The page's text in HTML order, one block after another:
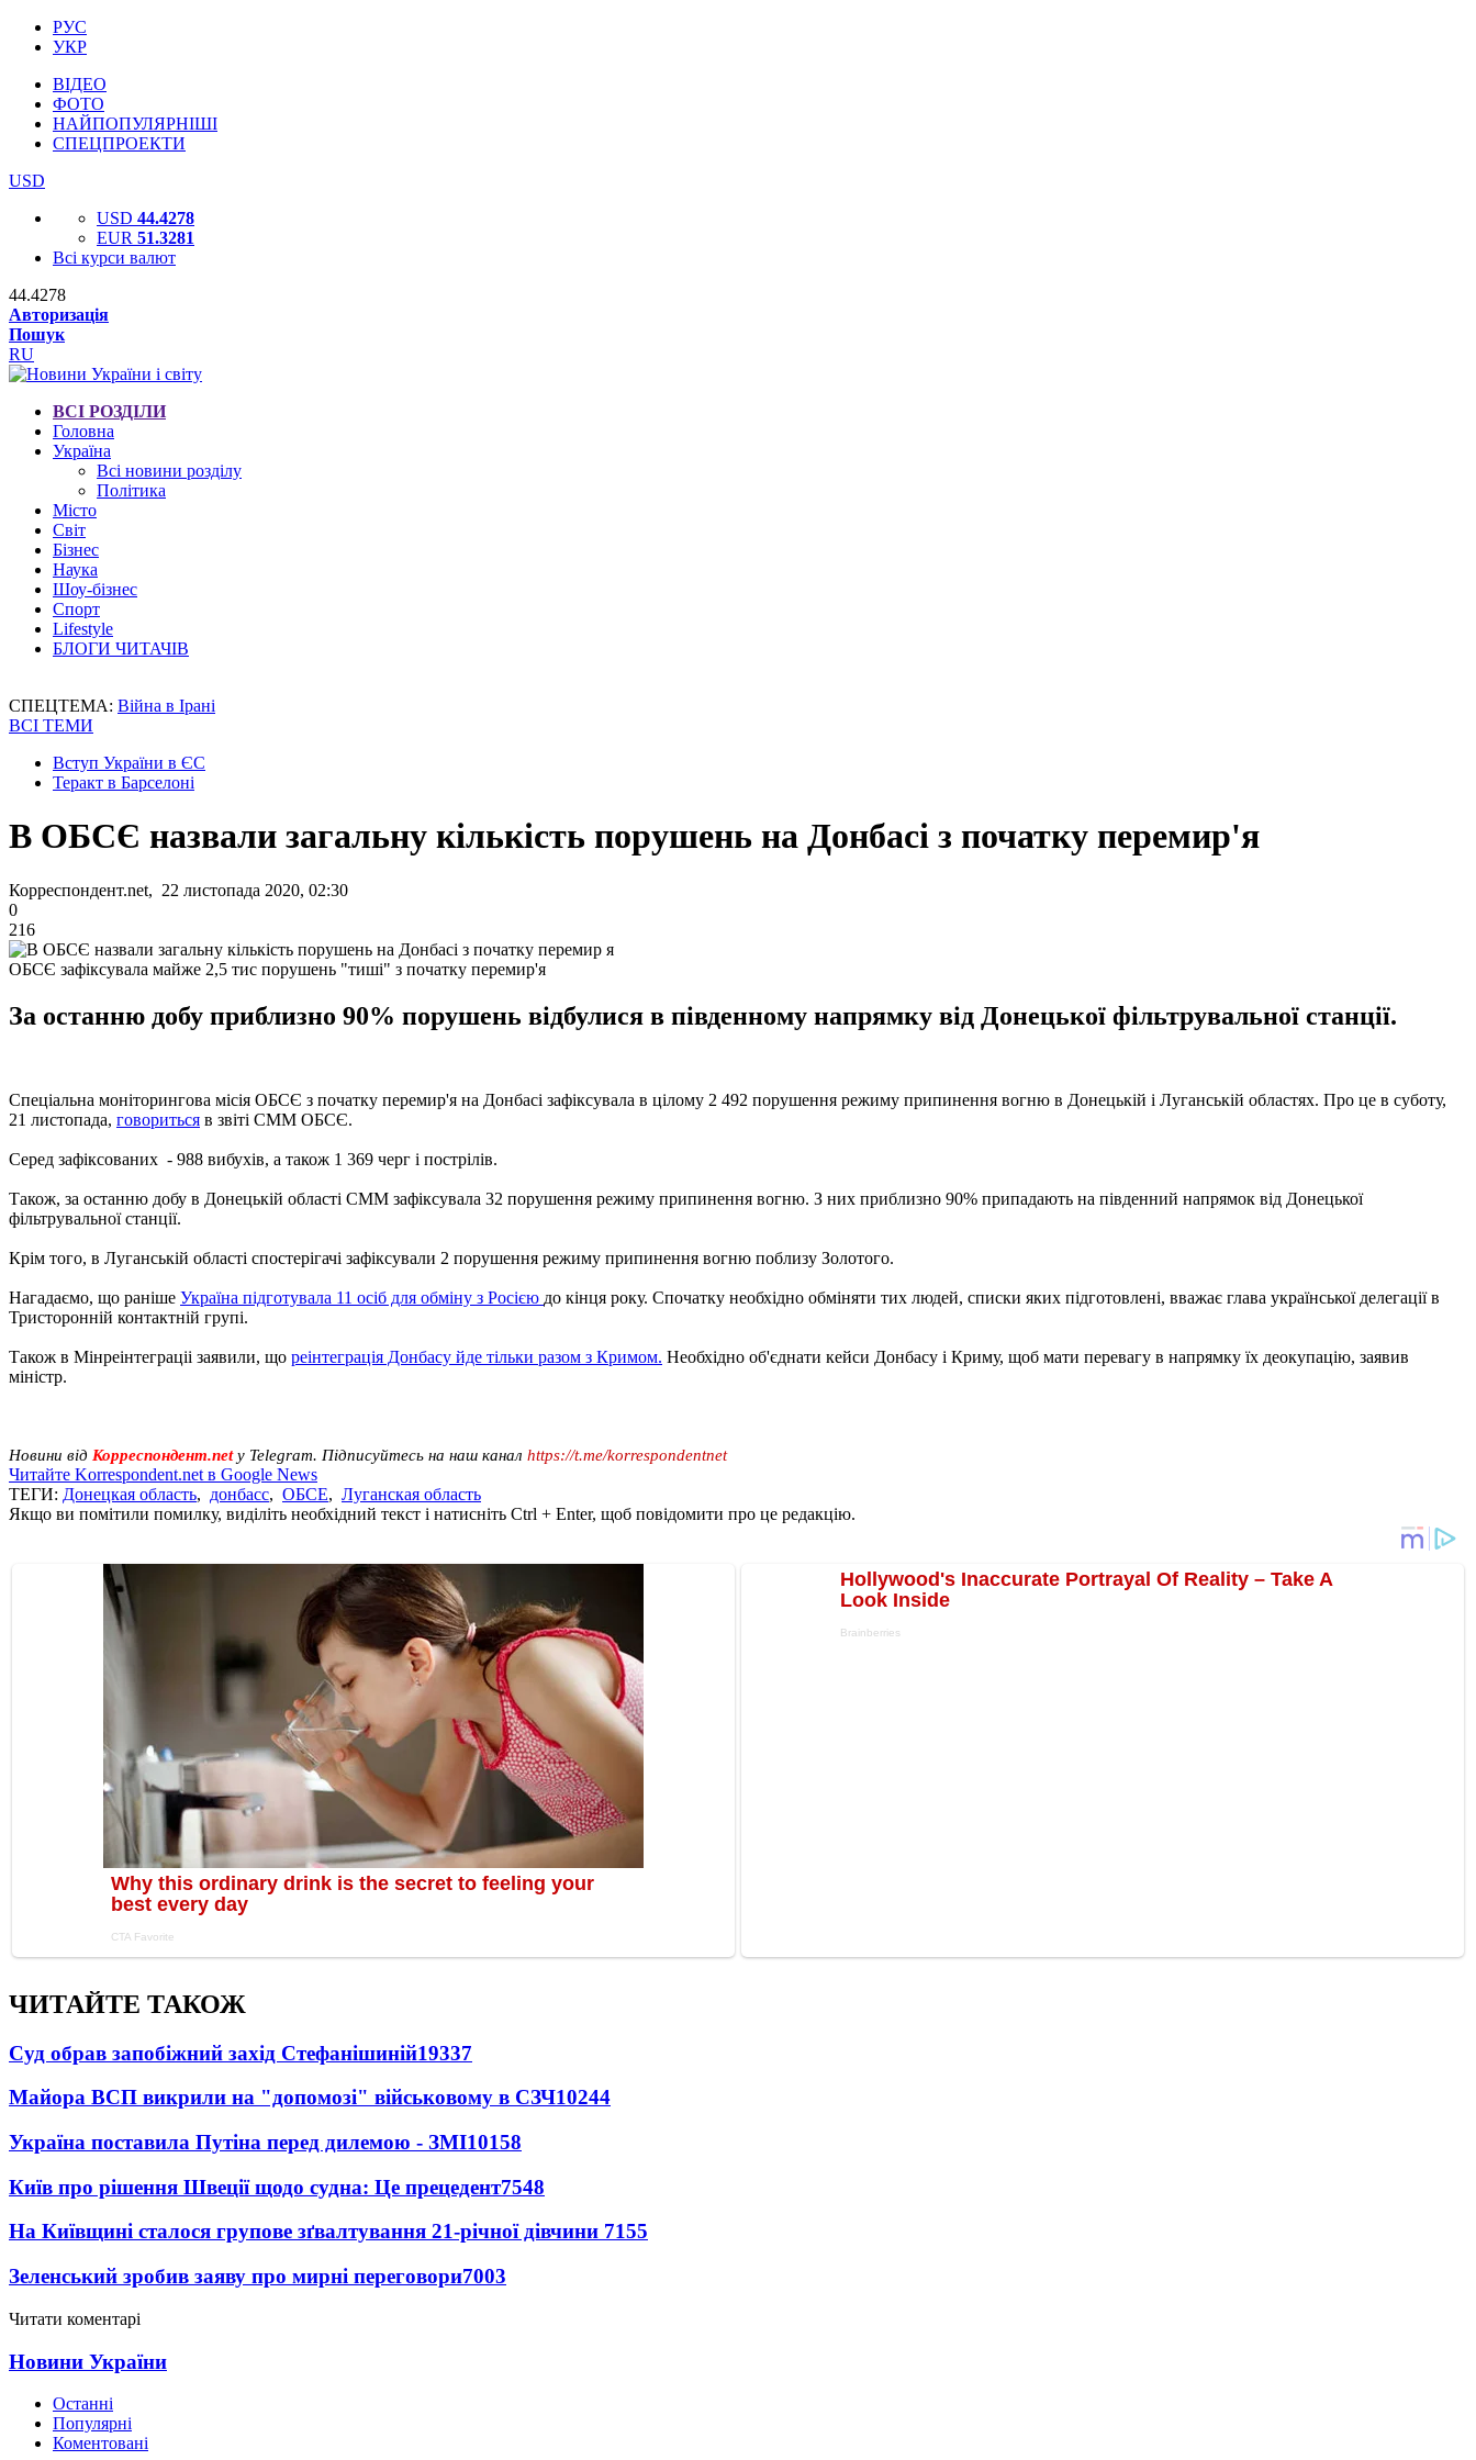
РУС
УКР
ВІДЕО
ФОТО
НАЙПОПУЛЯРНІШІ
СПЕЦПРОЕКТИ
USD
USD 44.4278
EUR 51.3281
Всі курси валют
44.4278
Авторизація
Пошук
RU
ВСІ РОЗДІЛИ
Головна
Україна
Всі новини розділу
Політика
Місто
Світ
Бізнес
Наука
Шоу-бізнес
Спорт
Lifestyle
БЛОГИ ЧИТАЧІВ
СПЕЦТЕМА: Війна в Ірані
ВСІ ТЕМИ
Вступ України в ЄС
Теракт в Барселоні
В ОБСЄ назвали загальну кількість порушень на Донбасі з початку перемир'я
Корреспондент.net, 22 листопада 2020, 02:30
0
216
ОБСЄ зафіксувала майже 2,5 тис порушень "тиші" з початку перемир'я
За останню добу приблизно 90% порушень відбулися в південному напрямку від Донецької фільтрувальної станції.
Спеціальна моніторингова місія ОБСЄ з початку перемир'я на Донбасі зафіксувала в цілому 2 492 порушення режиму припинення вогню в Донецькій і Луганській областях. Про це в суботу,
21 листопада, говориться в звіті СММ ОБСЄ.
Серед зафіксованих - 988 вибухів, а також 1 369 черг і пострілів.
Також, за останню добу в Донецькій області СММ зафіксувала 32 порушення режиму припинення вогню. З них приблизно 90% припадають на південний напрямок від Донецької
фільтрувальної станції.
Крім того, в Луганській області спостерігачі зафіксували 2 порушення режиму припинення вогню поблизу Золотого.
Нагадаємо, що раніше Україна підготувала 11 осіб для обміну з Росією до кінця року. Спочатку необхідно обміняти тих людей, списки яких підготовлені, вважає глава української делегації в
Тристоронній контактній групі.
Також в Мінреінтеграціі заявили, що реінтеграція Донбасу йде тільки разом з Кримом. Необхідно об'єднати кейси Донбасу і Криму, щоб мати перевагу в напрямку їх деокупацію, заявив
міністр.
Новини від Корреспондент.netу Telegram. Підписуйтесь на наш канал https://t.me/korrespondentnet
Читайте Korrespondent.net в Google News
ТЕГИ: Донецкая область, донбасс, ОБСЕ, Луганская область
Якщо ви помітили помилку, виділіть необхідний текст і натисніть Ctrl + Enter, щоб повідомити про це редакцію.
ЧИТАЙТЕ ТАКОЖ
Суд обрав запобіжний захід Стефанішиній19337
Майора ВСП викрили на "допомозі" військовому в СЗЧ10244
Україна поставила Путіна перед дилемою - ЗМІ10158
Київ про рішення Швеції щодо судна: Це прецедент7548
На Київщині сталося групове зґвалтування 21-річної дівчини 7155
Зеленський зробив заяву про мирні переговори7003
Читати коментарі
Новини України
Останні
Популярні
Коментовані